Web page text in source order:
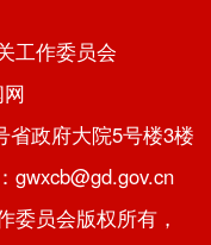
工作委员会
省政府大院5号楼3楼
委员会版权所有，